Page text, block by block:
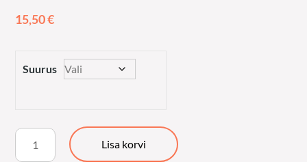
15,50€
Suurus
Litritega
punane
Lisa korvi